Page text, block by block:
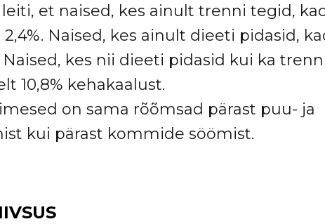
et naised, kes ainult trenni tegid,
Naised, kes ainult dieeti pidasid,
Naised, kes nii dieeti pidasid kui ka
10,8% kehakaalust.
on sama rõõmsad pärast puu- ja
kui pärast kommide söömist.